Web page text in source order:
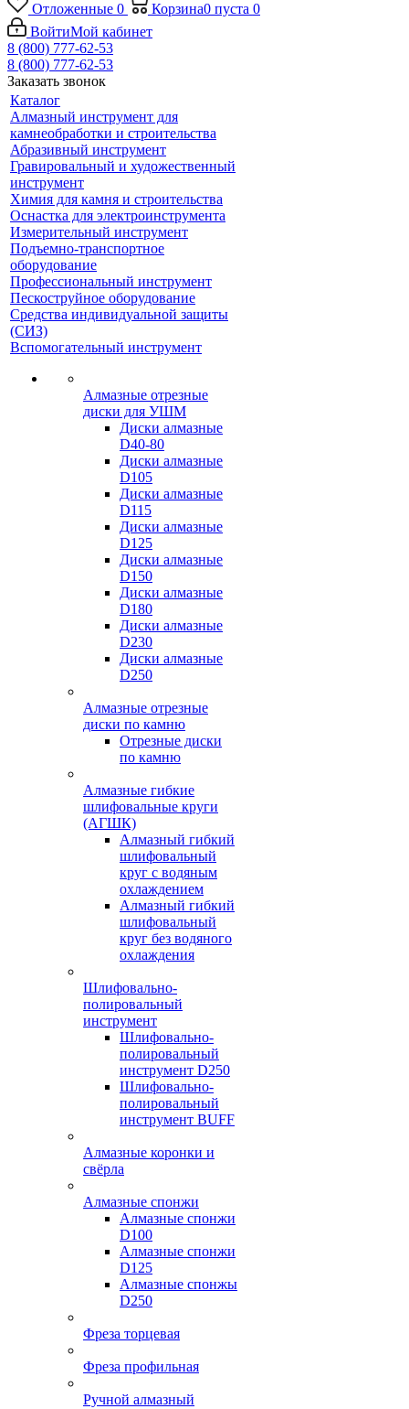
Отложенные 0 Корзина0 пуста 0
ВойтиМой кабинет
8 (800) 777-62-53
8 (800) 777-62-53
Заказать звонок
Каталог
Алмазный инструмент для
камнеобработки и строительства
Абразивный инструмент
Гравировальный и художественный
инструмент
Химия для камня и строительства
Оснастка для электроинструмента
Измерительный инструмент
Подъемно-транспортное
оборудование
Профессиональный инструмент
Пескоструйное оборудование
Средства индивидуальной защиты
(СИЗ)
Вспомогательный инструмент
Алмазные отрезные
диски для УШМ
Диски алмазные
D40-80
Диски алмазные
D105
Диски алмазные
D115
Диски алмазные
D125
Диски алмазные
D150
Диски алмазные
D180
Диски алмазные
D230
Диски алмазные
D250
Алмазные отрезные
диски по камню
Отрезные диски
по камню
Алмазные гибкие
шлифовальные круги
(АГШК)
Алмазный гибкий
шлифовальный
круг с водяным
охлаждением
Алмазный гибкий
шлифовальный
круг без водяного
охлаждения
Шлифовально-
полировальный
инструмент
Шлифовально-
полировальный
инструмент D250
Шлифовально-
полировальный
инструмент BUFF
Алмазные коронки и
свёрла
Алмазные спонжи
Алмазные спонжи
D100
Алмазные спонжи
D125
Алмазные спонжы
D250
Фреза торцевая
Фреза профильная
Ручной алмазный